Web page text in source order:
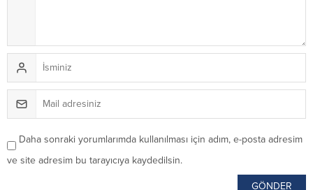
Daha sonraki yorumlarımda kullanılması için adım, e-posta adresim
ve site adresim bu tarayıcıya kaydedilsin.